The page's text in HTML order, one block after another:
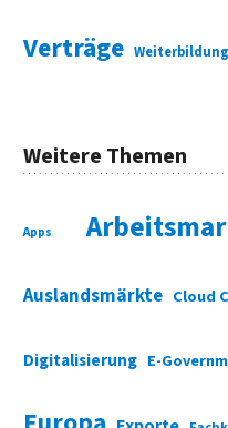
Verträge Weiterbildung
Weitere Themen
Apps
Auslandsmärkte Cloud
Digitalisierung E-